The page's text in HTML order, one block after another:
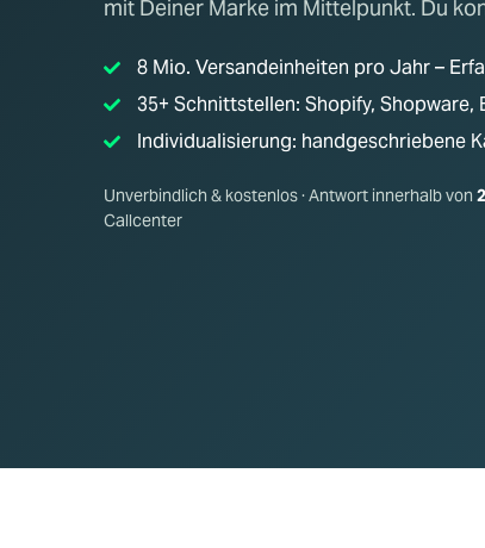
mit Deiner Marke im Mittelpunkt. Du
8 Mio. Versandeinheiten pro Jahr –
35+ Schnittstellen: Shopify, Shopware,
Individualisierung: handgeschriebene
Unverbindlich & kostenlos · Antwort innerhalb von
Callcenter